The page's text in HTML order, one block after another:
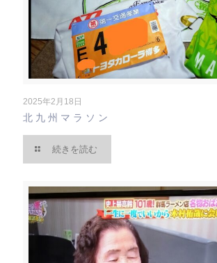
2025年2月18日
北九州マラソン
続きを読む